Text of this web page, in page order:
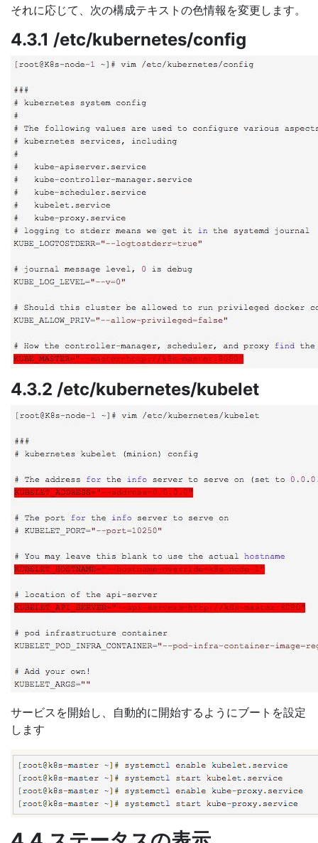
それに応じて、次の構成テキストの色情報を変更します。
4.3.1 /etc/kubernetes/config
4.3.2 /etc/kubernetes/kubelet
サービスを開始し、自動的に開始するようにブートを設定
します